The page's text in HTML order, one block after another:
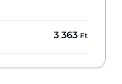
3 363 Ft